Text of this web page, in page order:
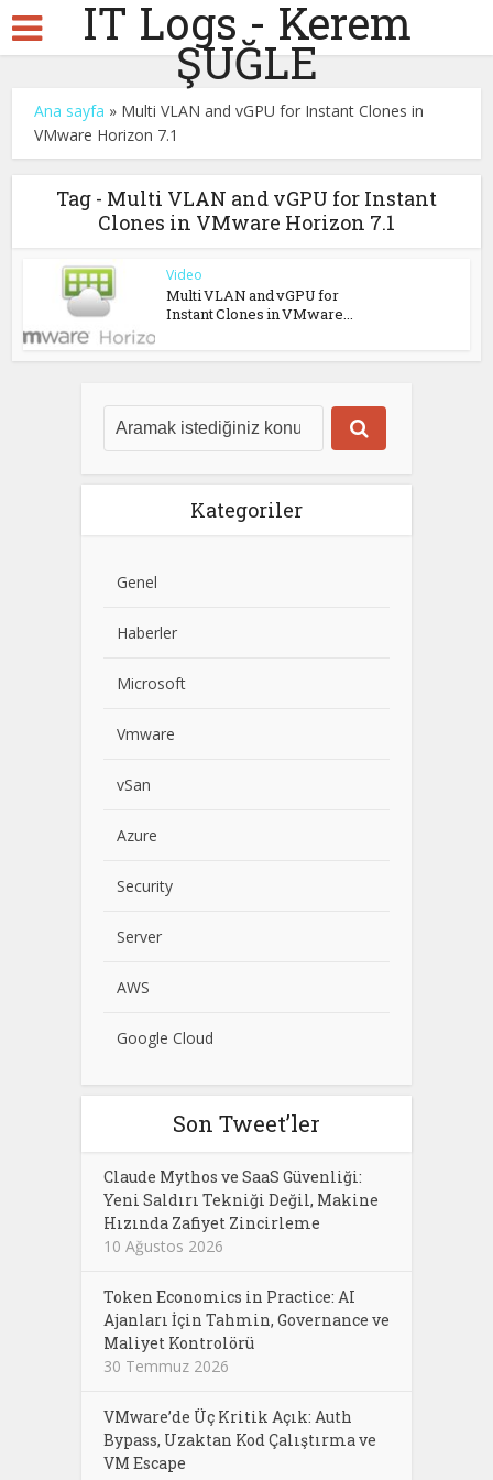
IT Logs - Kerem
ŞUĞLE
Ana sayfa » Multi VLAN and vGPU for Instant Clones in
VMware Horizon 7.1
Tag - Multi VLAN and vGPU for Instant
Clones in VMware Horizon 7.1
Video
Multi VLAN and vGPU for
Instant Clones in VMware...
Kategoriler
Genel
Haberler
Microsoft
Vmware
vSan
Azure
Security
Server
AWS
Google Cloud
Son Tweet’ler
Claude Mythos ve SaaS Güvenliği:
Yeni Saldırı Tekniği Değil, Makine
Hızında Zafiyet Zincirleme
10 Ağustos 2026
Token Economics in Practice: AI
Ajanları İçin Tahmin, Governance ve
Maliyet Kontrolörü
30 Temmuz 2026
VMware’de Üç Kritik Açık: Auth
Bypass, Uzaktan Kod Çalıştırma ve
VM Escape